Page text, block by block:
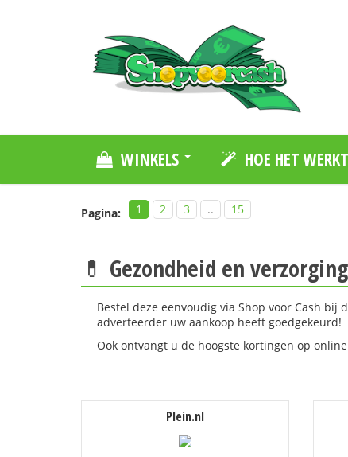
WINKELS HOE HET WERKT
Pagina: 1 2 3 .. 15
💊 Gezondheid en verzorging
Bestel deze eenvoudig via Shop voor Cash
adverteerder uw aankoop heeft goedgekeurd!
Ook ontvangt u de hoogste kortingen op
Plein.nl